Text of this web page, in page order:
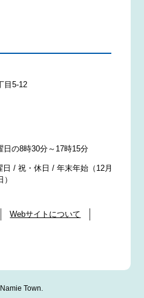
目5-12
日の8時30分～17時15分
日 / 祝・休日 / 年末年始（12月
Webサイトについて
Town.